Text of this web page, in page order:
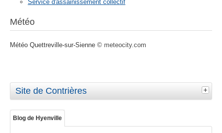
Service d'assainissement collectif
Météo
Météo Quettreville-sur-Sienne © meteocity.com
Site de Contrières
Blog de Hyenville